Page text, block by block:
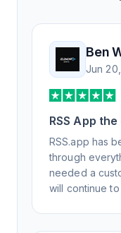
Ben
Jun
RSS App
generation
RSS.app has
through
needed a
will continue